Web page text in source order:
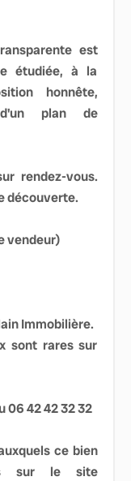
est
étudiée, à la
honnête,
plan de
rendez-vous.
découverte.
vendeur)
Immobilière.
sont rares sur
06 42 42 32 32
ce bien
sur le site